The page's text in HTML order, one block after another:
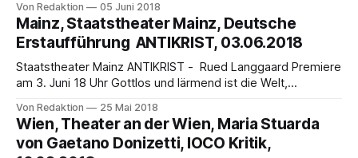
langjährigen Stardirigenten James Levine (*1943). James
Levine war über vierzig Jahre, von 1976 bis 2016, Music
Director der Met. Die folgende Pressemitteilung der Met
begründet diese Entscheidung mit
Von Redaktion 05 Juni 2018
Mainz, Staatstheater Mainz, Deutsche
Erstaufführung ANTIKRIST, 03.06.2018
Staatstheater Mainz ANTIKRIST - Rued Langgaard Premiere
am 3. Juni 18 Uhr Gottlos und lärmend ist die Welt,
Angesichts dieses Zustands treffen Gott und Luzifer eine
Entscheidung: Der Antichrist soll aus der Tiefe
heraufsteigen und für eine Weile in der Welt wirken. Er
Von Redaktion 25 Mai 2018
Wien, Theater an der Wien, Maria Stuarda
von Gaetano Donizetti, IOCO Kritik,